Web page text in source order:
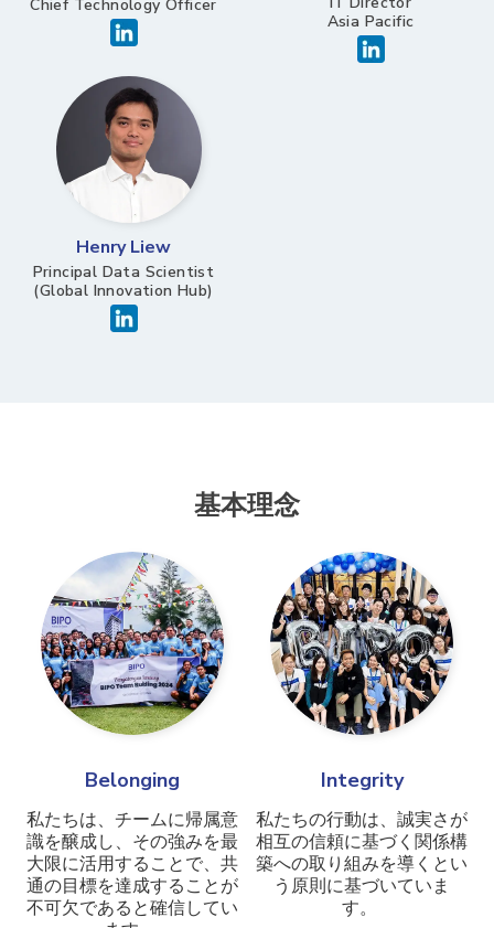
Chief Technology Officer
Asia Pacific
Henry Liew
Principal Data Scientist
(Global Innovation Hub)
基本理念
Belonging
私たちは、チームに帰属意
識を醸成し、その強みを最
大限に活用することで、共
通の目標を達成することが
不可欠であると確信してい
Integrity
私たちの行動は、誠実さが
相互の信頼に基づく関係構
築への取り組みを導くとい
う原則に基づいていま
す。